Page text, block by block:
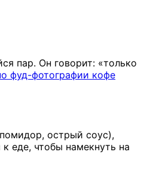
пар. Он говорит: «только
фуд-фотографии кофе
острый соус),
еде, чтобы намекнуть на